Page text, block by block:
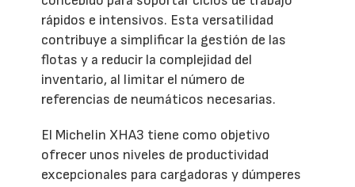
rápidos e intensivos. Esta versatilidad
contribuye a simplificar la gestión de las
flotas y a reducir la complejidad del
inventario, al limitar el número de
referencias de neumáticos necesarias.
El Michelin XHA3 tiene como objetivo
ofrecer unos niveles de productividad
excepcionales para cargadoras y dúmperes